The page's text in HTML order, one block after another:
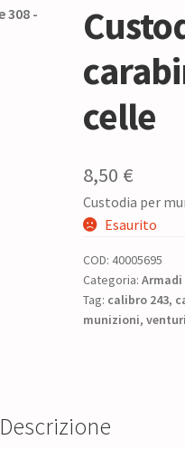
celle
8,50 €
Custodia per
Esaurito
COD: 40005695
Categoria:
Tag: calibro 243,
munizioni,
Descrizione